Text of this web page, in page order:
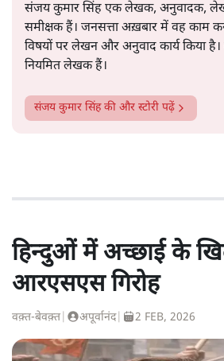
संजय कुमार सिंह एक लेखक, अनुवादक,
समीक्षक हैं। जनसत्ता अख़बार में वह काम
विषयों पर लेखन और अनुवाद कार्य किया
नियमित लेखक हैं।
संजय कुमार सिंहकी और स्टोरी पढ़ें
हिन्दुओं में अच्छाई के
आरएसएस गिरोह
वक़्त-बेवक़्त अपूर्वानंद| 2 FEB, 2026